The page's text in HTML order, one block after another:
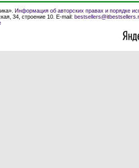
Информация об авторских правах и порядке
34, строение 10. E-mail: